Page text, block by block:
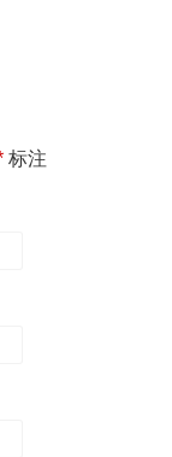
标注